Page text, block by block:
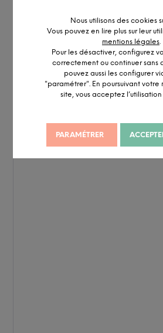
Nous utilisons des cookies
Vous pouvez en lire plus sur leur
mentions légales.
Pour les désactiver, configurez
correctement ou continuer sans
pouvez aussi les configurer
"paramétrer". En poursuivant votre
site, vous acceptez
PARAMÉTRER